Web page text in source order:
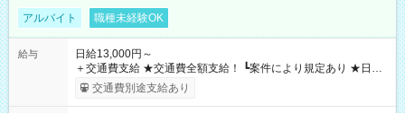
アルバイト 職種未経験OK
給与
日給13,000円～
＋交通費支給 ★交通費全額支給！ ┗案件により規定あり ★日払
いOK！（規定あり） ┗働いたその日に現金GET♪ お仕事後はコ
ンビニATMから 日払い分を引き落とせます！ 【試用期間】試
交通費別途支給あり